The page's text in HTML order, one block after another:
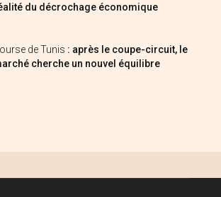
du décrochage économique
de Tunis : après le coupe-circuit, le
cherche un nouvel équilibre